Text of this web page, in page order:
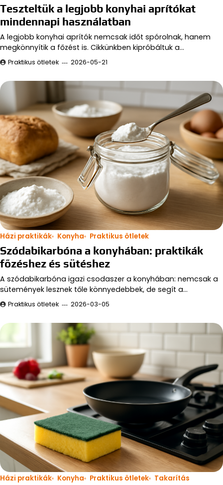
Teszteltük a legjobb konyhai aprítókat
mindennapi használatban
A legjobb konyhai aprítók nemcsak időt spórolnak, hanem
megkönnyítik a főzést is. Cikkünkben kipróbáltuk a…
Praktikus ötletek 2026-05-21
Házi praktikák Konyha Praktikus ötletek
Szódabikarbóna a konyhában: praktikák
főzéshez és sütéshez
A szódabikarbóna igazi csodaszer a konyhában: nemcsak a
sütemények lesznek tőle könnyedebbek, de segít a…
Praktikus ötletek 2026-03-05
Házi praktikák Konyha Praktikus ötletek Takarítás